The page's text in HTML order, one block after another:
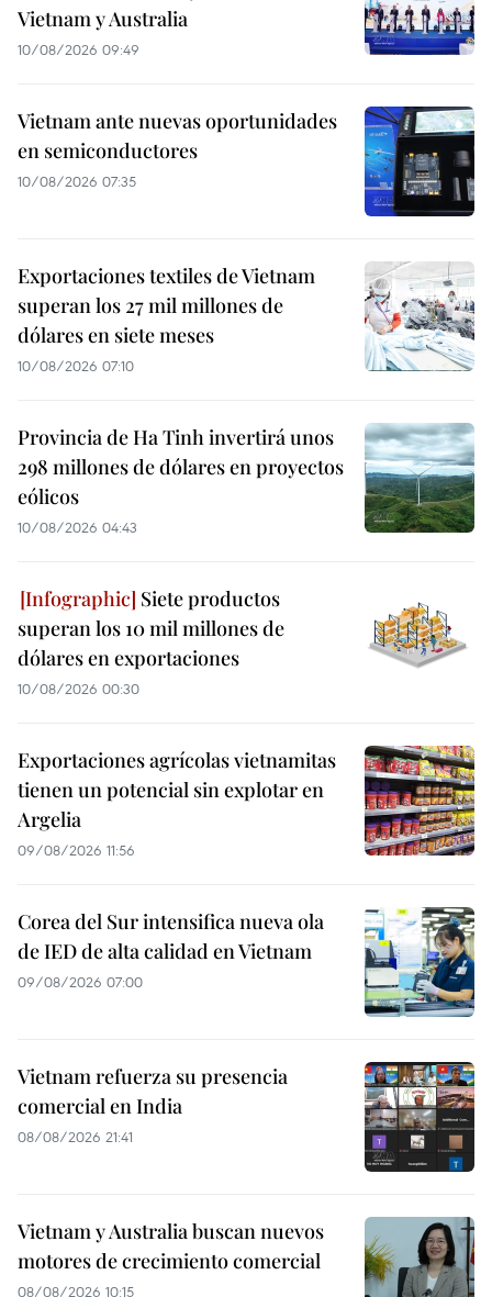
Vietnam y Australia
10/08/2026 09:49
Vietnam ante nuevas oportunidades
en semiconductores
10/08/2026 07:35
Exportaciones textiles de Vietnam
superan los 27 mil millones de
dólares en siete meses
10/08/2026 07:10
Provincia de Ha Tinh invertirá unos
298 millones de dólares en proyectos
eólicos
10/08/2026 04:43
Siete productos
superan los 10 mil millones de
dólares en exportaciones
10/08/2026 00:30
Exportaciones agrícolas vietnamitas
tienen un potencial sin explotar en
Argelia
09/08/2026 11:56
Corea del Sur intensifica nueva ola
de IED de alta calidad en Vietnam
09/08/2026 07:00
Vietnam refuerza su presencia
comercial en India
08/08/2026 21:41
Vietnam y Australia buscan nuevos
motores de crecimiento comercial
08/08/2026 10:15